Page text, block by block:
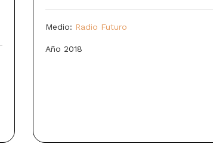
Medio: Radio Futuro
Año 2018